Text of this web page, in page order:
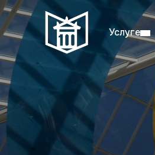
Услуге
Пон–пет: 08:00–20:00